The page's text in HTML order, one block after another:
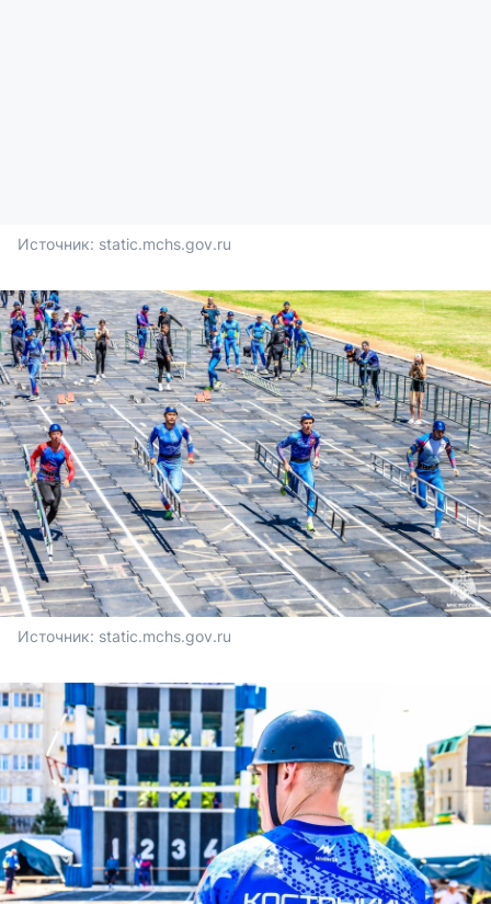
Источник: static.mchs.gov.ru
Источник: static.mchs.gov.ru